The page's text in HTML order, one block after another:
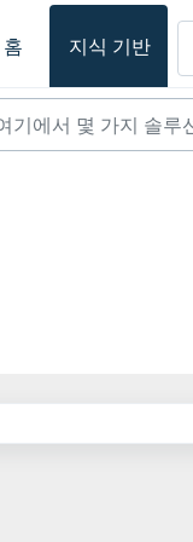
홈 지식 기반